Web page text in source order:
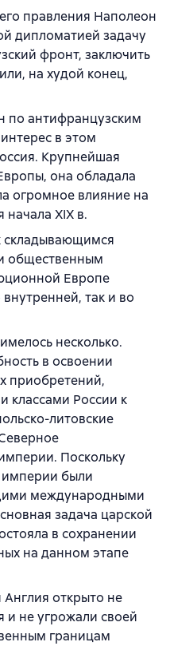
правления Наполеон
дипломатией задачу
фронт, заключить
на худой конец,
по антифранцузским
в этом
Крупнейшая
она обладала
огромное влияние на
XIX в.
складывающимся
общественным
Европе
так и во
несколько.
в освоении
приобретений,
классами России к
литовские
Поскольку
империи были
международными
задача царской
в сохранении
на данном этапе
открыто не
и не угрожали своей
границам